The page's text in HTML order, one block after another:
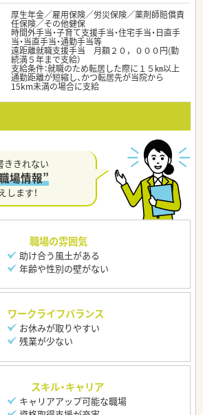
厚生年金／雇用保険／労災保険／薬剤師賠償責
任保険／その他健保
時間外手当・子育て支援手当・住宅手当・日直手
当・当直手当・通勤手当等
遠距離就職支援手当 月額２０，０００円(勤
続満５年まで支給）
支給条件：就職のため転居した際に１５㎞以上
通勤距離が短縮し、かつ転居先が当院から
15km未満の場合に支給
ききれない
場情報”
します！
職場の雰囲気
助け合う風土がある
年齢や性別の壁がない
ワークライフバランス
お休みが取りやすい
残業が少ない
スキル・キャリア
キャリアアップ可能な職場